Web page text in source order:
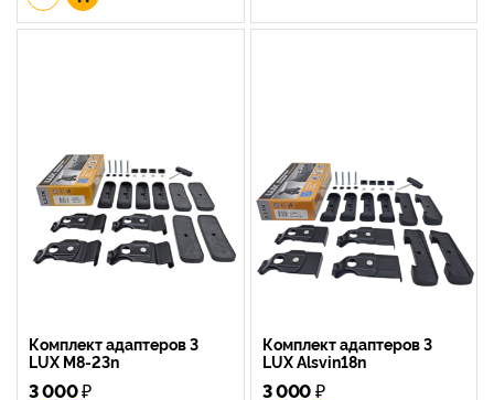
Комплект адаптеров 3
LUX M8-23n
3 000₽
Комплект адаптеров 3
LUX Alsvin18n
3 000₽